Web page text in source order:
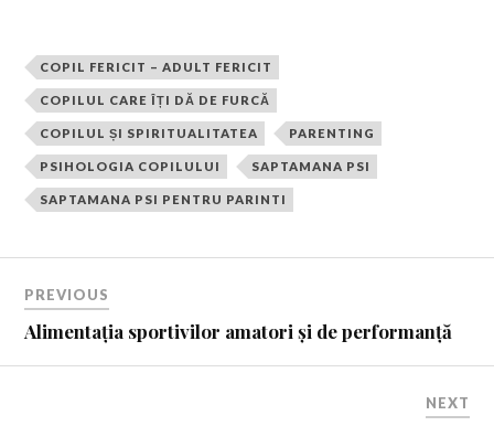
COPIL FERICIT – ADULT FERICIT
COPILUL CARE ÎȚI DĂ DE FURCĂ
COPILUL ȘI SPIRITUALITATEA PARENTING
PSIHOLOGIA COPILULUI SAPTAMANA PSI
SAPTAMANA PSI PENTRU PARINTI
PREVIOUS
Alimentația sportivilor amatori și de performanță
NEXT